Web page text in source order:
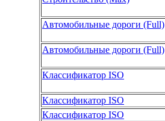
Автомобильные дороги (Full)
Автомобильные дороги (Full)
Классификатор ISO
Классификатор ISO
Классификатор ISO